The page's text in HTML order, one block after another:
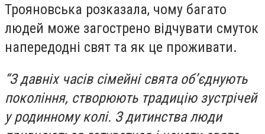
Трояновська розказала, чому багато
людей може загострено відчувати смуток
напередодні свят та як це проживати.
“З давніх часів сімейні свята об’єднують
покоління, створюють традицію зустрічей
у родинному колі. З дитинства люди